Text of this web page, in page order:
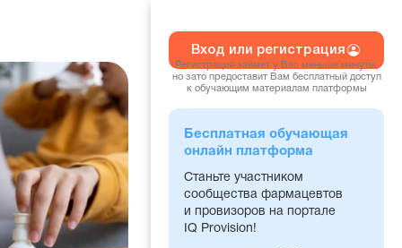
Вход или регистрация
Регистрация займет у Вас меньше минуты,
но зато предоставит Вам бесплатный доступ
к обучающим материалам платформы
Бесплатная обучающая
онлайн платформа
Станьте участником
сообщества фармацевтов
и провизоров на портале
IQ Provision!